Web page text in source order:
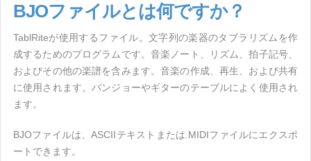
BJOファイルとは何ですか？
TablRiteが使用するファイル。文字列の楽器のタブラリズムを作
成するためのプログラムです。音楽ノート、リズム、拍子記号、
およびその他の楽譜を含みます。音楽の作成、再生、および共有
に使用されます。バンジョーやギターのテーブルによく使用され
ます。
BJOファイルは、ASCIIテキストまたは.MIDIファイルにエクスポ
ートできます。